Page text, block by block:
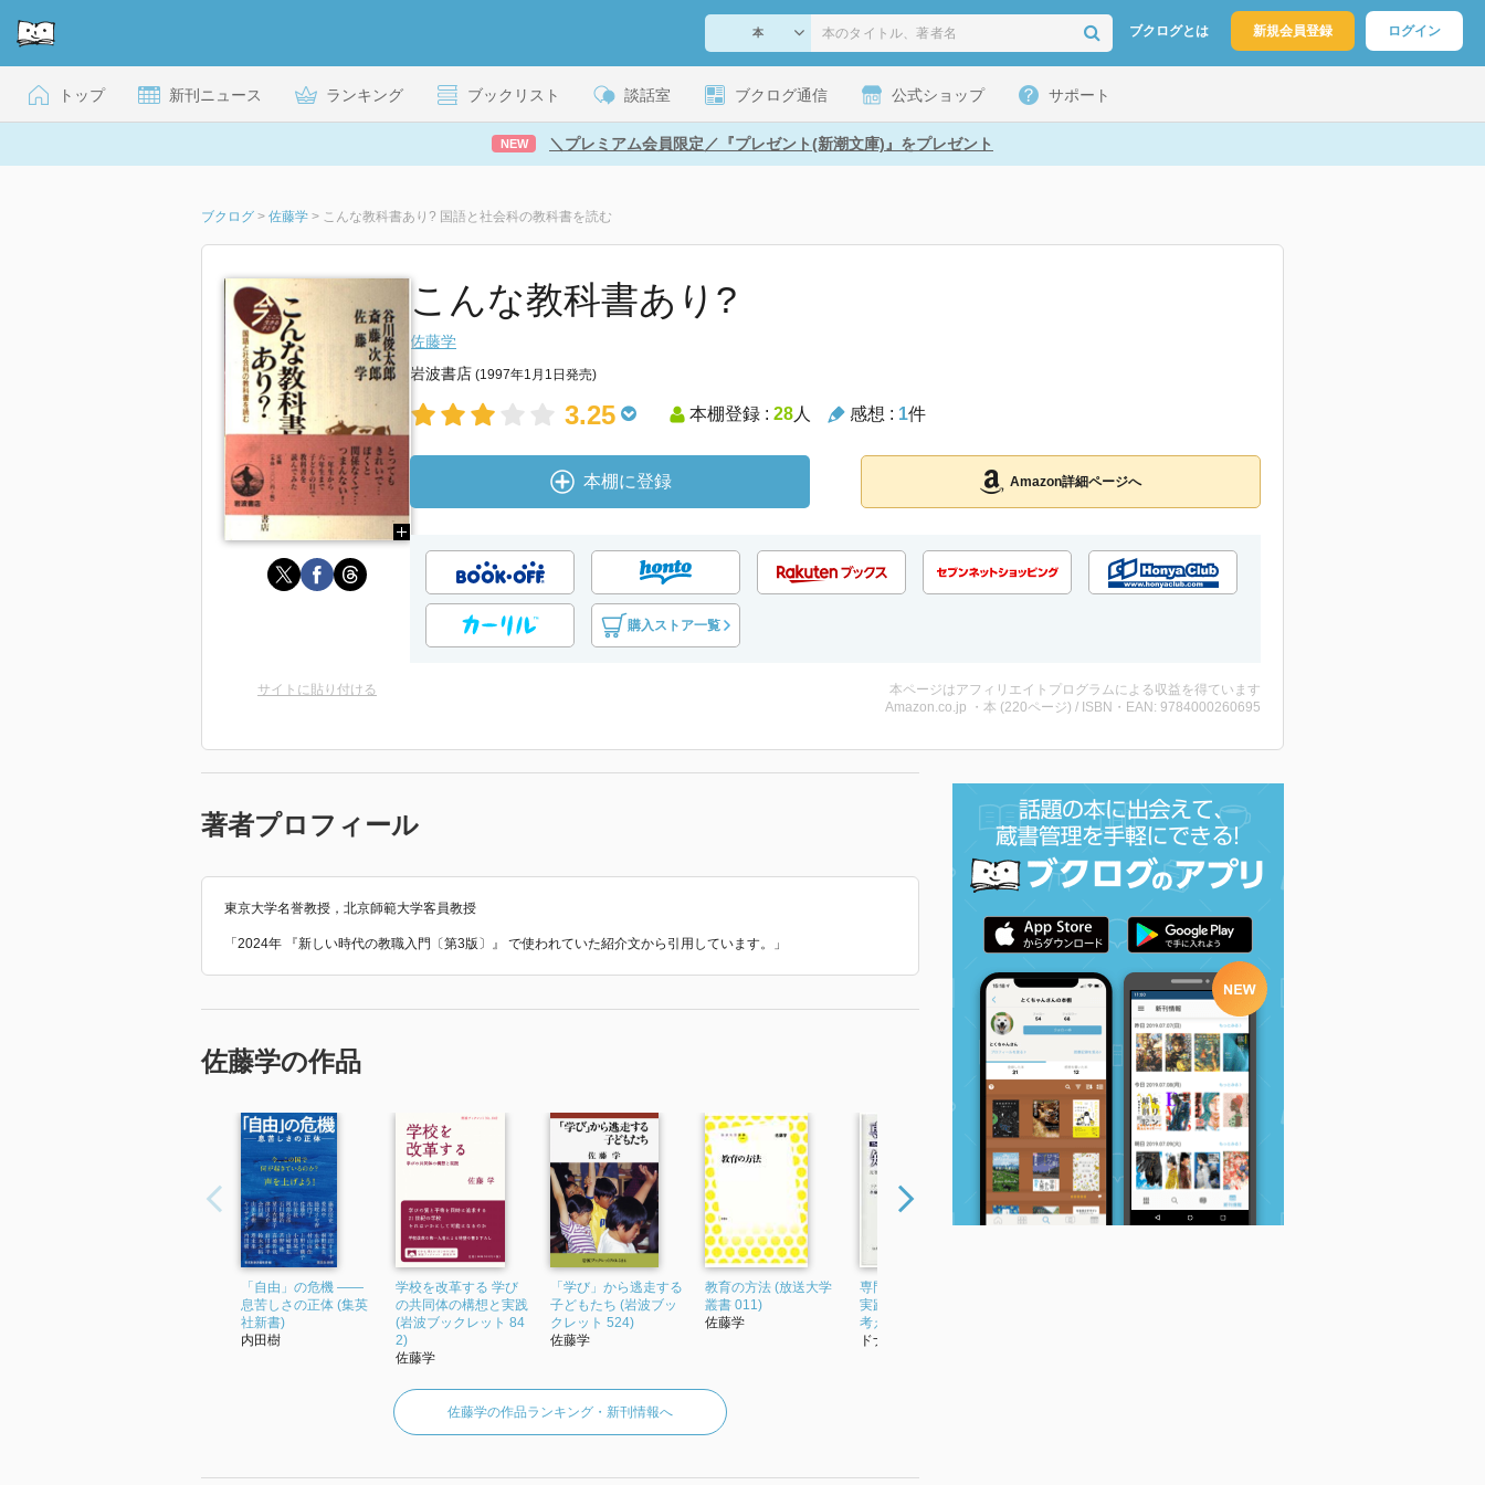
ブクログとは 新規会員登録 ログイン
トップ 新刊ニュース ランキング ブックリスト 談話室 ブクログ通信 公式ショップ サポート
NEW ＼プレミアム会員限定／『プレゼント(新潮文庫)』をプレゼント
ブクログ > 佐藤学 > こんな教科書あり? 国語と社会科の教科書を読む
こんな教科書あり?
佐藤学
岩波書店 (1997年1月1日発売)
3.25 本棚登録 : 28人 感想 : 1件
本棚に登録 Amazon詳細ページへ
購入ストア一覧
サイトに貼り付ける
本ページはアフィリエイトプログラムによる収益を得ています
Amazon.co.jp ・本 (220ページ) / ISBN・EAN: 9784000260695
著者プロフィール
東京大学名誉教授，北京師範大学客員教授
「2024年 『新しい時代の教職入門〔第3版〕』 で使われていた紹介文から引用しています。」
佐藤学の作品
「自由」の危機 ――
息苦しさの正体 (集英
社新書)
内田樹
学校を改革する 学び
の共同体の構想と実践
(岩波ブックレット 84
2)
佐藤学
「学び」から逃走する
子どもたち (岩波ブッ
クレット 524)
佐藤学
教育の方法 (放送大学
叢書 011)
佐藤学
専門家の知恵 反省的
実践家は行為しながら
考える
ドナルドショーン
佐藤学の作品ランキング・新刊情報へ